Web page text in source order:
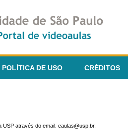
POLÍTICA DE USO CRÉDITOS
através do email: eaulas@usp.br.